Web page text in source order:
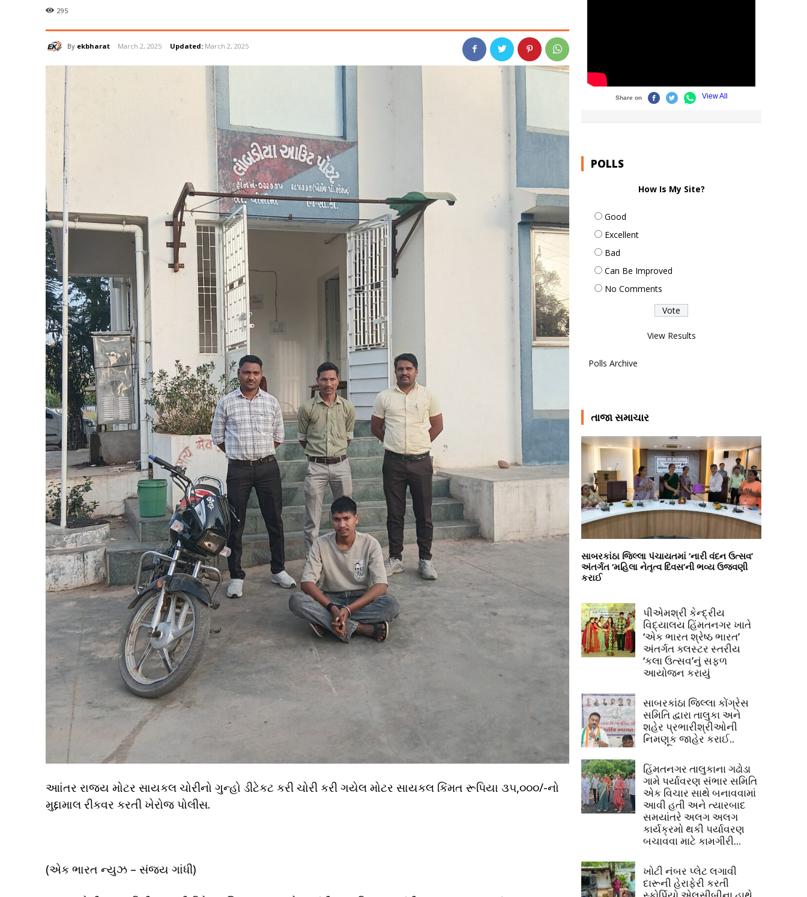
295
By ekbharat March 2, 2025 Updated: March 2, 2025
આાંતર રાજય મોટર સાયકલ ચોરીનો ગુન્હો ડીટેકટ કરી ચોરી કરી ગયેલ મોટર સાયકલ કિંમત રૂપિયા ૩૫,૦૦૦/-નો
મુદ્દામાલ રીકવર કરતી ખેરોજ પોલીસ.
(એક ભારત ન્યુઝ – સંજય ગાંધી)
POLLS
How Is My Site?
Good
Excellent
Bad
Can Be Improved
No Comments
View Results
Polls Archive
તાજા સમાચાર
સાબરકાંઠા જિલ્લા પંચાયતમાં ‘નારી વંદન ઉત્સવ’
અંતર્ગત ‘મહિલા નેતૃત્વ દિવસ’ની ભવ્ય ઉજવણી
કરાઈ
પીએમશ્રી કેન્દ્રીય
વિદ્યાલય હિંમતનગર ખાતે
‘એક ભારત શ્રેષ્ઠ ભારત’
અંતર્ગત ક્લસ્ટર સ્તરીય
‘કલા ઉત્સવ’નું સફળ
આયોજન કરાયું
સાબરકાંઠા જિલ્લા કોંગ્રેસ
સમિતિ દ્વારા તાલુકા અને
શહેર પ્રભારીશ્રીઓની
નિમણૂક જાહેર કરાઈ..
હિંમતનગર તાલુકાના ગઢોડા
ગામે પર્યાવરણ સંભાર સમિતિ
એક વિચાર સાથે બનાવવામાં
આવી હતી અને ત્યારબાદ
સમયાંતરે અલગ અલગ
કાર્યક્રમો થકી પર્યાવરણ
બચાવવા માટે કામગીરી...
ખોટી નંબર પ્લેટ લગાવી
દારૂની હેરાફેરી કરતી